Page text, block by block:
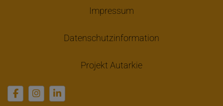
Impressum
Datenschutzinformation
Projekt Autarkie